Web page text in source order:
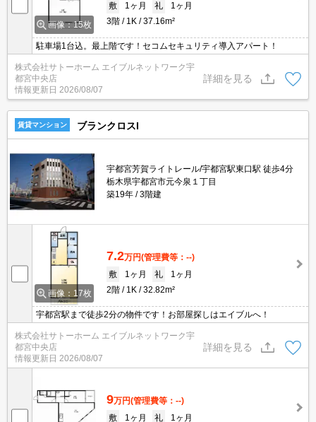
画像：15枚
敷
1ヶ月 礼
1ヶ月
3階
1K 37.16m²
駐車場1台込。最上階です！セコムセキュリティ導入アパート！
株式会社サトーホーム エイブルネットワーク宇
都宮中央店
情報更新日 2026/08/07
詳細を見る
賃貸マンション ブランクロスI
宇都宮芳賀ライトレール/宇都宮駅東口駅 徒歩4分
栃木県宇都宮市元今泉１丁目
築19年
3階建
画像：17枚
7.2万円(管理費等：--)
敷
1ヶ月 礼
1ヶ月
2階
1K 32.82m²
宇都宮駅まで徒歩2分の物件です！お部屋探しはエイブルへ！
株式会社サトーホーム エイブルネットワーク宇
都宮中央店
情報更新日 2026/08/07
詳細を見る
9万円(管理費等：--)
敷
1ヶ月 礼 1ヶ月